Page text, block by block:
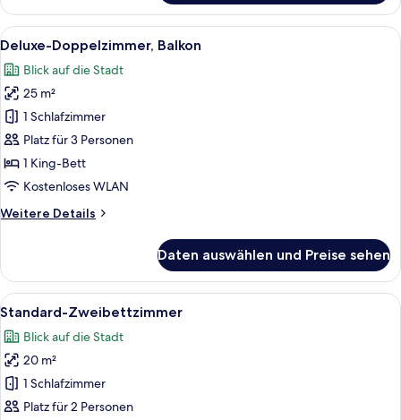
2 Schlafzimmer,
Terrasse
Alle
Fotos
für
Deluxe-
Doppelzimmer,
Balkon
anzeigen
Ein modernes Hotelzimmer mit
5
Deluxe-Doppelzimmer, Balkon
Blick auf die Stadt
25 m²
1 Schlafzimmer
Platz für 3 Personen
1 King-Bett
Kostenloses WLAN
Weitere Details
Weitere
Doppelzimmer,
Balkon
Daten auswählen und Preise sehen
Alle
Fotos
für
Standard-
Zweibettzimmer
anzeigen
Ein modernes Hotelzimmer mit
3
Standard-Zweibettzimmer
Blick auf die Stadt
20 m²
1 Schlafzimmer
Platz für 2 Personen